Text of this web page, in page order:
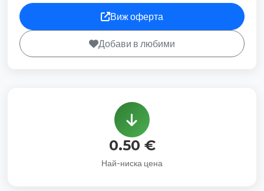
Виж оферта
Добави в любими
0.50 €
Най-ниска цена